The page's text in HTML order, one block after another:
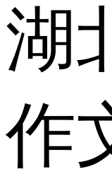
湖
作